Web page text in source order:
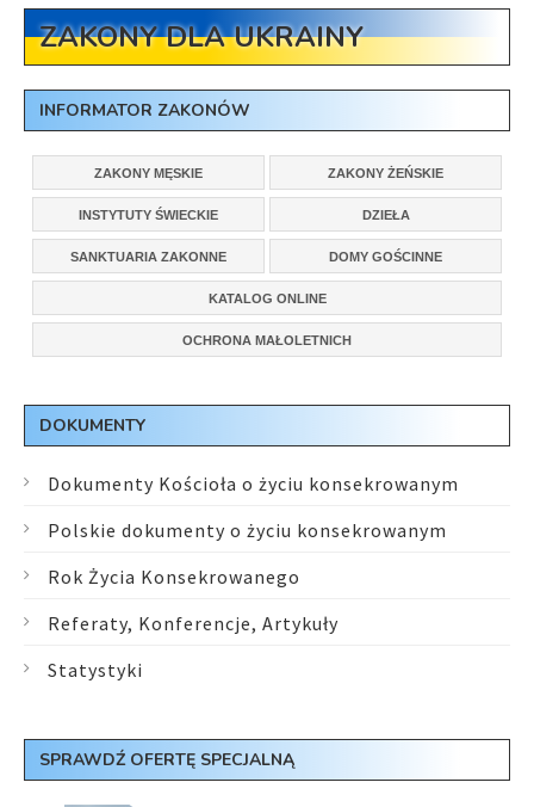
ZAKONY DLA UKRAINY
INFORMATOR ZAKONÓW
ZAKONY MĘSKIE ZAKONY ŻEŃSKIE
INSTYTUTY ŚWIECKIE DZIEŁA
SANKTUARIA ZAKONNE DOMY GOŚCINNE
KATALOG ONLINE
OCHRONA MAŁOLETNICH
DOKUMENTY
Dokumenty Kościoła o życiu konsekrowanym
Polskie dokumenty o życiu konsekrowanym
Rok Życia Konsekrowanego
Referaty, Konferencje, Artykuły
Statystyki
SPRAWDŹ OFERTĘ SPECJALNĄ